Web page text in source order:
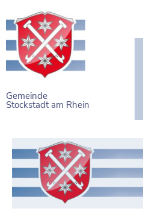
Gemeinde
Stockstadt am Rhein
STARTSEITE
RATHAUS
BÜRGERSERVICE
NAHERHOLUNG
FREIZEITEINRICHTUNGEN